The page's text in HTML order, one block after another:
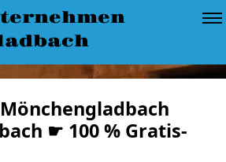
☛ 100 % Gratis-